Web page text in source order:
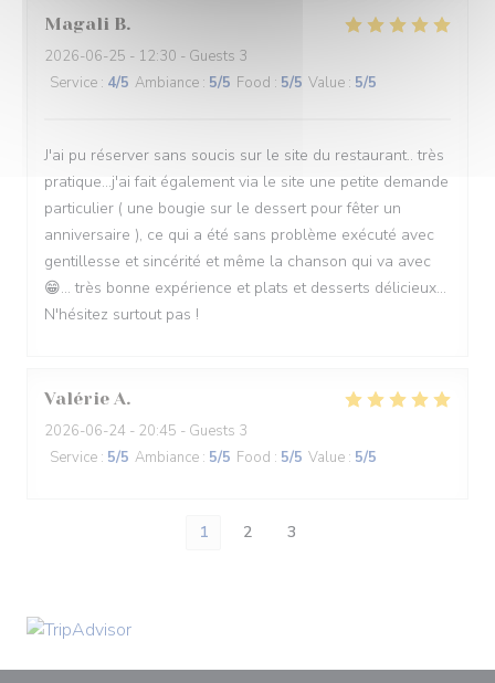
Magali B
2026-06-25 - 12:30 - Guests 3
Service : 4/5 Ambiance : 5/5 Food : 5/5 Value : 5/5
J'ai pu réserver sans soucis sur le site du restaurant.. très
pratique...j'ai fait également via le site une petite demande
particulier ( une bougie sur le dessert pour fêter un
anniversaire ), ce qui a été sans problème exécuté avec
gentillesse et sincérité et même la chanson qui va avec
😁... très bonne expérience et plats et desserts délicieux...
N'hésitez surtout pas !
Valérie A
2026-06-24 - 20:45 - Guests 3
Service : 5/5 Ambiance : 5/5 Food : 5/5 Value : 5/5
1 2 3